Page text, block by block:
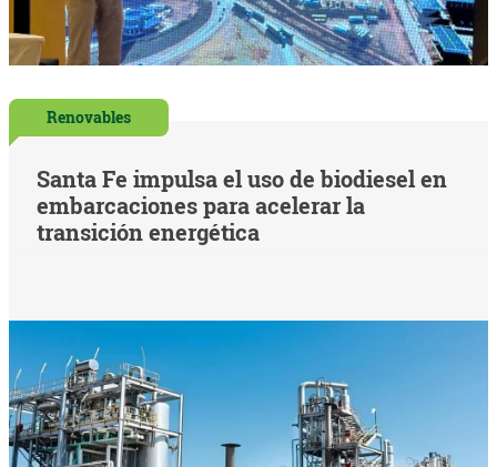
Renovables
Santa Fe impulsa el uso de biodiesel en
embarcaciones para acelerar la
transición energética